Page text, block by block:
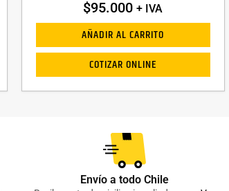
$95.000 + IVA
AÑADIR AL CARRITO
COTIZAR ONLINE
Envío a todo Chile